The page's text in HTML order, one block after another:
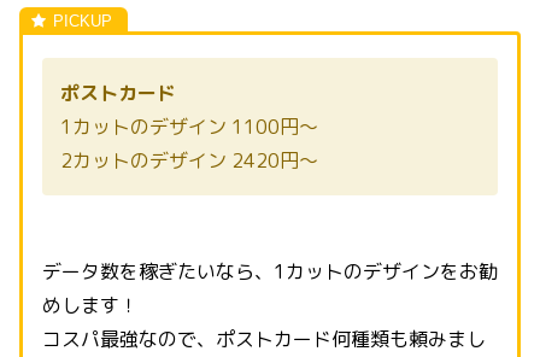
ポストカード
1カットのデザイン 1100円～
2カットのデザイン 2420円～
データ数を稼ぎたいなら、1カットのデザインをお勧
めします！
コスパ最強なので、ポストカード何種類も頼みまし